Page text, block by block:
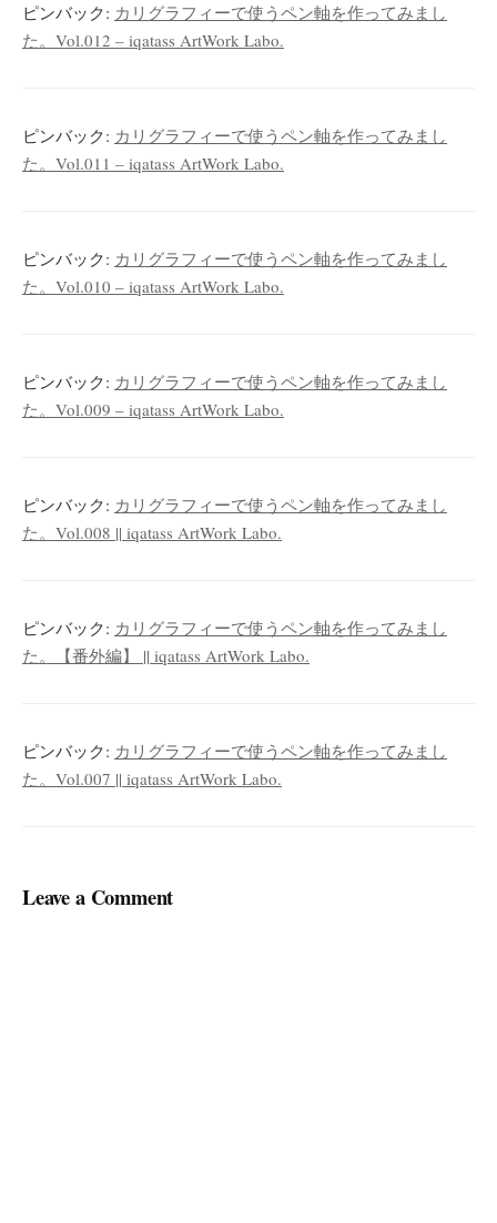
ピンバック: カリグラフィーで使うペン軸を作ってみまし
た。Vol.012 – iqatass ArtWork Labo.
ピンバック: カリグラフィーで使うペン軸を作ってみまし
た。Vol.011 – iqatass ArtWork Labo.
ピンバック: カリグラフィーで使うペン軸を作ってみまし
た。Vol.010 – iqatass ArtWork Labo.
ピンバック: カリグラフィーで使うペン軸を作ってみまし
た。Vol.009 – iqatass ArtWork Labo.
ピンバック: カリグラフィーで使うペン軸を作ってみまし
た。Vol.008 || iqatass ArtWork Labo.
ピンバック: カリグラフィーで使うペン軸を作ってみまし
た。【番外編】 || iqatass ArtWork Labo.
ピンバック: カリグラフィーで使うペン軸を作ってみまし
た。Vol.007 || iqatass ArtWork Labo.
Leave a Comment